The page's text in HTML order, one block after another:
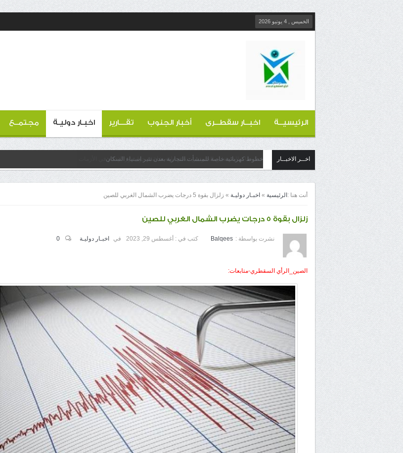
الخميس , 4 يونيو 2026
الرئيسيــة اخبــار سقطــرى أخبار الجنوب تقـــارير اخبـار دوليـة مجتمــع
اخــر الاخبــار خطوط كهربائية خاصة للمنشأت التجارية بعدن تثير استياء السكان
أنت هنا : الرئيسية » اخبـار دوليـة » زلزال بقوة 5 درجات يضرب الشمال الغربي للصين
زلزال بقوة 5 درجات يضرب الشمال الغربي للصين
نشرت بواسطة : Balqees كتب في : أغسطس 29, 2023 في اخبـار دوليـة 0
الصين_الرأي السقطري-متابعات: